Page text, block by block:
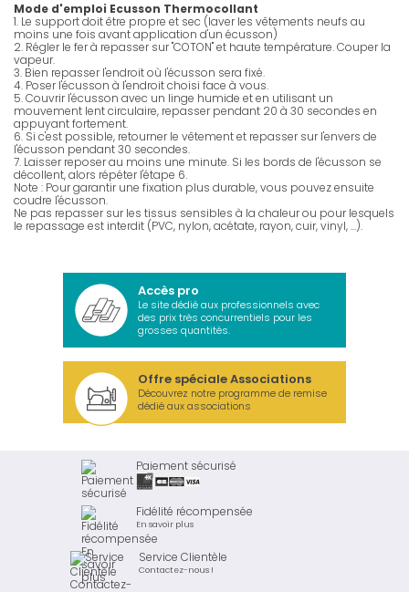
Mode d'emploi Ecusson Thermocollant
1. Le support doit être propre et sec (laver les vêtements neufs au
moins une fois avant application d'un écusson)
2. Régler le fer à repasser sur "COTON" et haute température. Couper la
vapeur.
3. Bien repasser l'endroit où l'écusson sera fixé.
4. Poser l'écusson à l'endroit choisi face à vous.
5. Couvrir l'écusson avec un linge humide et en utilisant un
mouvement lent circulaire, repasser pendant 20 à 30 secondes en
appuyant fortement.
6. Si c'est possible, retourner le vêtement et repasser sur l'envers de
l'écusson pendant 30 secondes.
7. Laisser reposer au moins une minute. Si les bords de l'écusson se
décollent, alors répéter l'étape 6.
Note : Pour garantir une fixation plus durable, vous pouvez ensuite
coudre l'écusson.
Ne pas repasser sur les tissus sensibles à la chaleur ou pour lesquels
le repassage est interdit (PVC, nylon, acétate, rayon, cuir, vinyl, ...).
Accès pro
Le site dédié aux professionnels avec
des prix très concurrentiels pour les
grosses quantités.
Offre spéciale Associations
Découvrez notre programme de remise
dédié aux associations
Paiement sécurisé
Fidélité récompensée
En savoir plus
Service Clientèle
Contactez-nous !